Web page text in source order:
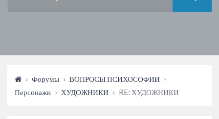
› Форумы › ВОПРОСЫ ПСИХОСОФИИ ›
Персонажи › ХУДОЖНИКИ › RE: ХУДОЖНИКИ